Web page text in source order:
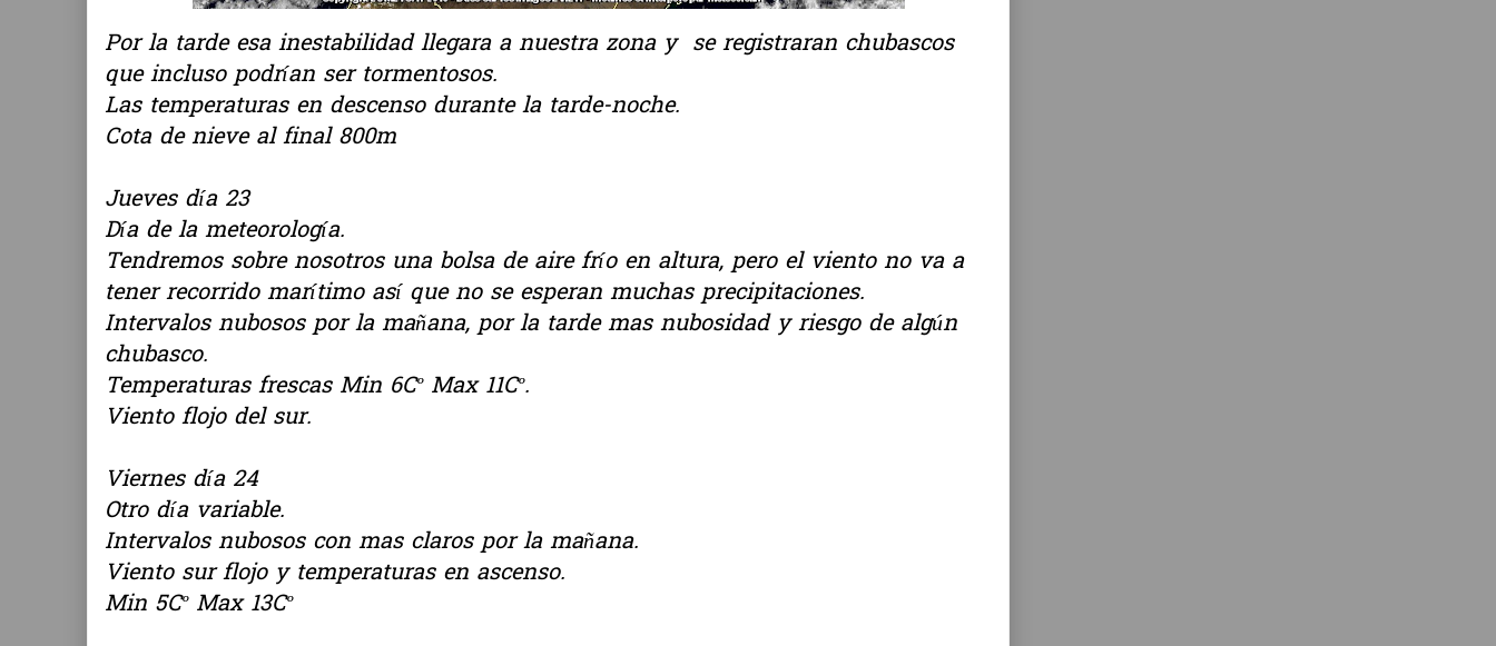
Por la tarde esa inestabilidad llegara a nuestra zona y se registraran chubascos
que incluso podrían ser tormentosos.
Las temperaturas en descenso durante la tarde-noche.
Cota de nieve al final 800m
Jueves día 23
Día de la meteorología.
Tendremos sobre nosotros una bolsa de aire frío en altura, pero el viento no va a
tener recorrido marítimo así que no se esperan muchas precipitaciones.
Intervalos nubosos por la mañana, por la tarde mas nubosidad y riesgo de algún
chubasco.
Temperaturas frescas Min 6Cº Max 11Cº.
Viento flojo del sur.
Viernes día 24
Otro día variable.
Intervalos nubosos con mas claros por la mañana.
Viento sur flojo y temperaturas en ascenso.
Min 5Cº Max 13Cº